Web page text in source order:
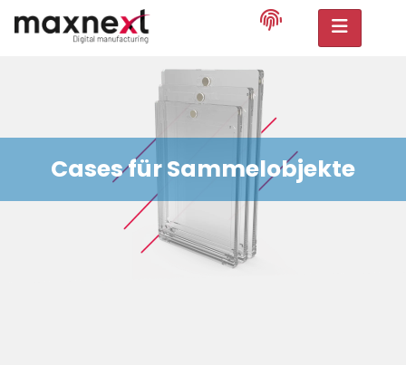
Cases für Sammelobjekte